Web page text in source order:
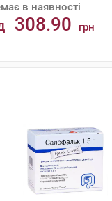
в наявності
308.90 грн